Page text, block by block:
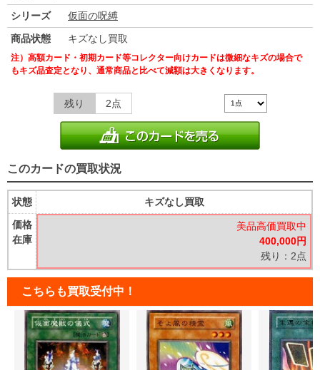
シリーズ
仮面の呪縛
商品状態
キズなし買取
注）高額カード・初期カード等コレクター向けカードは微細なキズの場合で
もキズ品査定となり、通常商品と比べて減額は大きくなります。
残り 2点
このカードの買取状況
状態
価格
在庫
キズなし買取
美品高価買取中
400,000円
残り：2点
こちらも買取受付中！